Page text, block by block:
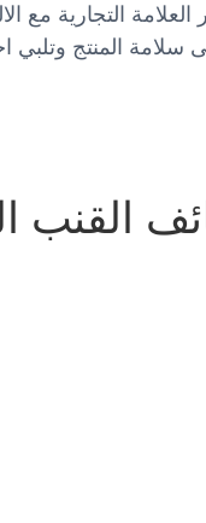
التجارية مع
المنتج وتلبي
القنب